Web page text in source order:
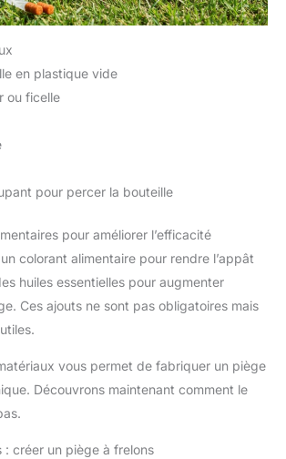
en plastique vide
ou ficelle
pour percer la bouteille
pour améliorer l’efficacité
colorant alimentaire pour rendre l’appât
huiles essentielles pour augmenter
Ces ajouts ne sont pas obligatoires mais
vous permet de fabriquer un piège
Découvrons maintenant comment le
: créer un piège à frelons